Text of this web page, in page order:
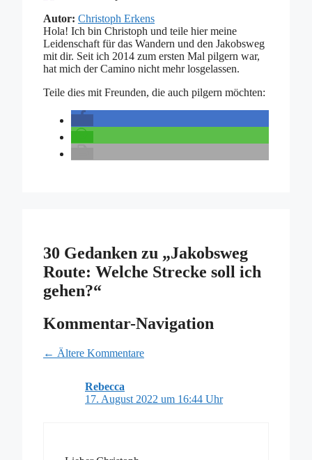
Autor: Christoph Erkens
Hola! Ich bin Christoph und teile hier meine
Leidenschaft für das Wandern und den Jakobsweg
mit dir. Seit ich 2014 zum ersten Mal pilgern war,
hat mich der Camino nicht mehr losgelassen.
Teile dies mit Freunden, die auch pilgern möchten:
30 Gedanken zu „Jakobsweg
Route: Welche Strecke soll ich
gehen?“
Kommentar-Navigation
← Ältere Kommentare
Rebecca
17. August 2022 um 16:44 Uhr